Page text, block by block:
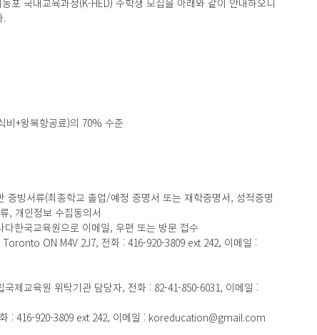
포 국내교육과정(K-HED) 수학생 모집을 아래와 같이 안내하오니
.
비+왕복항공료)의 70% 수준
증빙서류(최종학교 졸업/예정 증명서 또는 재학증명서, 성적증명
, 개인정보 수집동의서
한국교육원으로 이메일, 우편 또는 방문 접수
ON M4V 2J7, 전화 : 416-920-3809 ext 242, 이메일 :
제교육원 위탁기관 담당자, 전화 : 82-41-850-6031, 이메일 :
: 416-920-3809 ext 242, 이메일 : koreducation@gmail.com